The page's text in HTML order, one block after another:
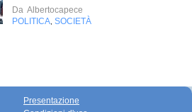
Da Albertocapece
POLITICA SOCIETÀ
Presentazione